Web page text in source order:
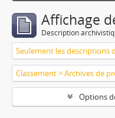
Affichage
Description
Options